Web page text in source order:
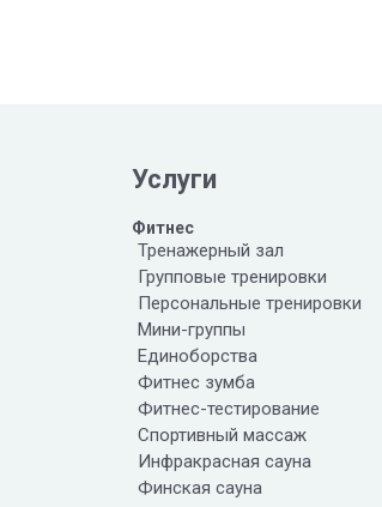
Услуги
Фитнес
Тренажерный зал
Групповые тренировки
Персональные тренировки
Мини-группы
Единоборства
Фитнес зумба
Фитнес-тестирование
Спортивный массаж
Инфракрасная сауна
Финская сауна